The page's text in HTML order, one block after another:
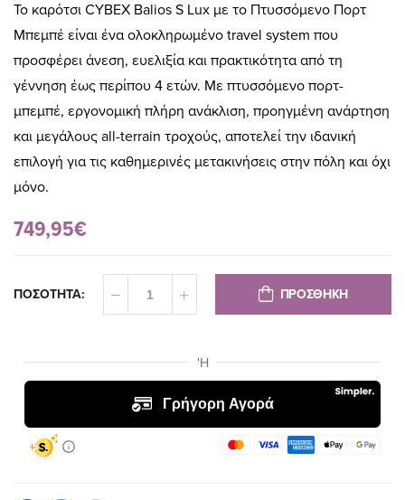
Το καρότσι CYBEX Balios S Lux με το Πτυσσόμενο Πορτ
Μπεμπέ είναι ένα ολοκληρωμένο travel system που
προσφέρει άνεση, ευελιξία και πρακτικότητα από τη
γέννηση έως περίπου 4 ετών. Με πτυσσόμενο πορτ-
μπεμπέ, εργονομική πλήρη ανάκλιση, προηγμένη ανάρτηση
και μεγάλους all-terrain τροχούς, αποτελεί την ιδανική
επιλογή για τις καθημερινές μετακινήσεις στην πόλη και όχι
μόνο.
749,95€
ΠΟΣΟΤΗΤΑ: ΠΡΟΣΘΗΚΗ